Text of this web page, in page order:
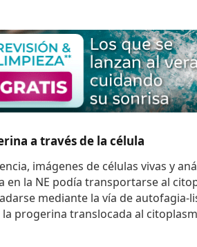
a través de la célula
imágenes de células vivas y
en la NE podía transportarse al
mediante la vía de autofagia-
progerina translocada al